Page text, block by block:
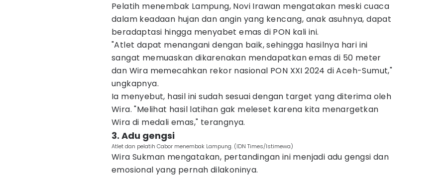
Pelatih menembak Lampung, Novi Irawan mengatakan meski cuaca
dalam keadaan hujan dan angin yang kencang, anak asuhnya, dapat
beradaptasi hingga menyabet emas di PON kali ini.
"Atlet dapat menangani dengan baik, sehingga hasilnya hari ini
sangat memuaskan dikarenakan mendapatkan emas di 50 meter
dan Wira memecahkan rekor nasional PON XXI 2024 di Aceh-Sumut,"
ungkapnya.
Ia menyebut, hasil ini sudah sesuai dengan target yang diterima oleh
Wira. "Melihat hasil latihan gak meleset karena kita menargetkan
Wira di medali emas," terangnya.
3. Adu gengsi
Atlet dan pelatih Cabor menembak Lampung. (IDN Times/Istimewa)
Wira Sukman mengatakan, pertandingan ini menjadi adu gengsi dan
emosional yang pernah dilakoninya.